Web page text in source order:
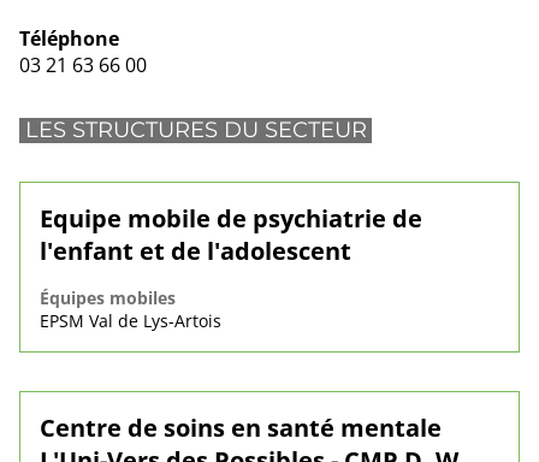
Téléphone
03 21 63 66 00
LES STRUCTURES DU SECTEUR
Equipe mobile de psychiatrie de
l'enfant et de l'adolescent
Équipes mobiles
EPSM Val de Lys-Artois
Centre de soins en santé mentale